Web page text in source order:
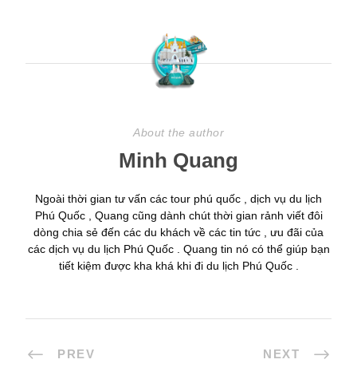
About the author
Minh Quang
Ngoài thời gian tư vấn các tour phú quốc , dịch vụ du lịch
Phú Quốc , Quang cũng dành chút thời gian rảnh viết đôi
dòng chia sẻ đến các du khách về các tin tức , ưu đãi của
các dịch vụ du lịch Phú Quốc . Quang tin nó có thể giúp bạn
tiết kiệm được kha khá khi đi du lịch Phú Quốc .
PREV NEXT